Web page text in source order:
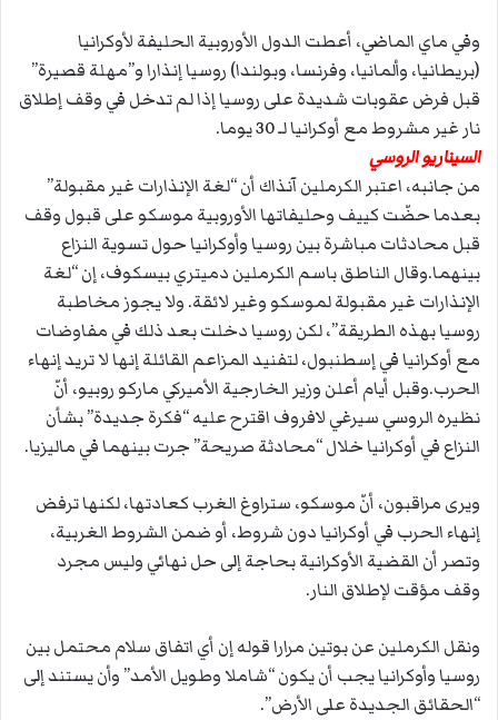
وفي ماي الماضي، أعطت الدول الأوروبية الحليفة لأوكرانيا
(بريطانيا، وألمانيا، وفرنسا، وبولندا) روسيا إنذارا و”مهلة قصيرة”
قبل فرض عقوبات شديدة على روسيا إذا لم تدخل في وقف إطلاق
نار غير مشروط مع أوكرانيا لـ 30 يوما.
السيناريو الروسي
من جانبه، اعتبر الكرملين آنذاك أن “لغة الإنذارات غير مقبولة”
بعدما حضّت كييف وحليفاتها الأوروبية موسكو على قبول وقف
قبل محادثات مباشرة بين روسيا وأوكرانيا حول تسوية النزاع
بينهما.وقال الناطق باسم الكرملين دميتري بيسكوف، إن “لغة
الإنذارات غير مقبولة لموسكو وغير لائقة. ولا يجوز مخاطبة
روسيا بهذه الطريقة”، لكن روسيا دخلت بعد ذلك في مفاوضات
مع أوكرانيا في إسطنبول، لتفنيد المزاعم القائلة إنها لا تريد إنهاء
الحرب.وقبل أيام أعلن وزير الخارجية الأميركي ماركو روبيو، أنّ
نظيره الروسي سيرغي لافروف اقترح عليه “فكرة جديدة” بشأن
النزاع في أوكرانيا خلال “محادثة صريحة” جرت بينهما في ماليزيا.
ويرى مراقبون، أنّ موسكو، ستراوغ الغرب كعادتها، لكنها ترفض
إنهاء الحرب في أوكرانيا دون شروط، أو ضمن الشروط الغربية،
وتصر أن القضية الأوكرانية بحاجة إلى حل نهائي وليس مجرد
وقف مؤقت لإطلاق النار.
ونقل الكرملين عن بوتين مرارا قوله إن أي اتفاق سلام محتمل بين
روسيا وأوكرانيا يجب أن يكون “شاملا وطويل الأمد” وأن يستند إلى
“الحقائق الجديدة على الأرض”.